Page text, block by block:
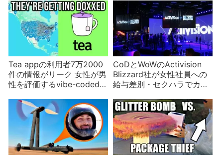
Tea appの利用者7万2000
件の情報がリーク 女性が男
性を評価するvibe-codedア
CoDとWoWのActivision
Blizzard社が女性社員への
給与差別・セクハラでカリ
れる